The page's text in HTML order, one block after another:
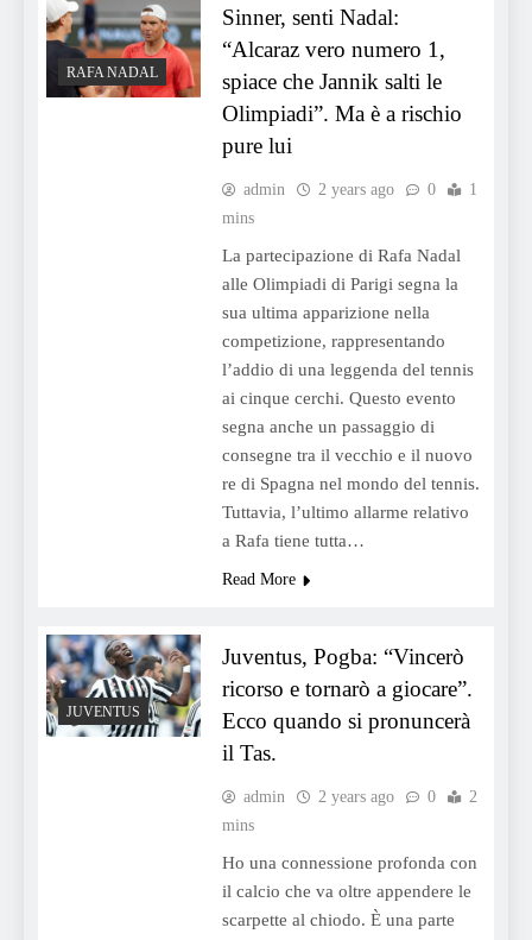
RAFA NADAL
Sinner, senti Nadal:
“Alcaraz vero numero 1,
spiace che Jannik salti le
Olimpiadi”. Ma è a rischio
pure lui
admin 2 years ago 0
1
mins
La partecipazione di Rafa Nadal
alle Olimpiadi di Parigi segna la
sua ultima apparizione nella
competizione, rappresentando
l’addio di una leggenda del tennis
ai cinque cerchi. Questo evento
segna anche un passaggio di
consegne tra il vecchio e il nuovo
re di Spagna nel mondo del tennis.
Tuttavia, l’ultimo allarme relativo
a Rafa tiene tutta…
Read More
JUVENTUS
Juventus, Pogba: “Vincerò
ricorso e tornarò a giocare”.
Ecco quando si pronuncerà
il Tas.
admin 2 years ago 0
2
mins
Ho una connessione profonda con
il calcio che va oltre appendere le
scarpette al chiodo. È una parte